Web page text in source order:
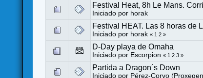
Festival Heat, 8h Le Mans.
Iniciado por horak
Festival HEAT. Las 8 horas de
Iniciado por horak « 1 2 »
D-Day playa de Omaha
Iniciado por Escorpion « 1 2 3 »
Partida a Dragon´s Down
Iniciado por Pérez-Corvo